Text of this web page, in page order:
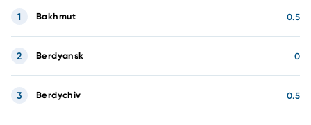
Bakhmut 0.5
1
Berdyansk 0
2
Berdychiv 0.5
3